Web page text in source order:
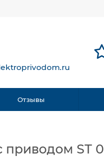
Отзывы
приводом ST 0